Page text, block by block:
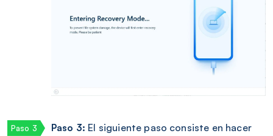
Paso 3: El siguiente paso consiste en hacer